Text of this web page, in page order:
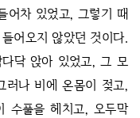
어차 있었고, 그렇기 때
어오지 않았던 것이다.
닥 앉아 있었고, 그 모
러나 비에 온몸이 젖고,
수풀을 헤치고, 오두막